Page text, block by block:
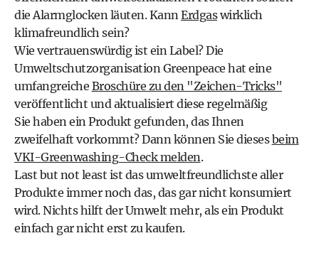
die Alarmglocken läuten. KannErdgaswirklich
klimafreundlich sein?
Wie vertrauenswürdig ist ein Label? Die
Umweltschutzorganisation Greenpeace hat eine
umfangreiche Broschüre zu den "Zeichen-Tricks"
veröffentlicht und aktualisiert diese regelmäßig
Sie haben ein Produkt gefunden, das Ihnen
zweifelhaft vorkommt? Dann können Sie diesesbeim
VKI-Greenwashing-Check melden.
Last but not least ist das umweltfreundlichste aller
Produkte immer noch das, das gar nicht konsumiert
wird. Nichts hilft der Umwelt mehr, als ein Produkt
einfach gar nicht erst zu kaufen.